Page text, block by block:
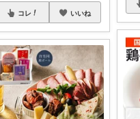
コレ いいね